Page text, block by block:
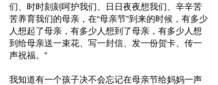
们、时时刻刻呵护我们、日日夜夜想我们、辛辛苦
苦养育我们的母亲，在“母亲节”到来的时候，有多少
人想起了母亲，有多少人想到了母亲，有多少人想
到给母亲送一束花、写一封信、发一份贺卡、传一
声祝福。”
我知道有一个孩子决不会忘记在母亲节给妈妈一声